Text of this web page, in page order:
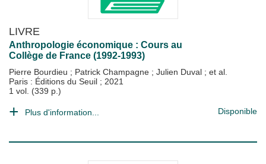
LIVRE
Anthropologie économique : Cours au
Collège de France (1992-1993)
Pierre Bourdieu ; Patrick Champagne ; Julien Duval ; et al.
Paris : Éditions du Seuil ; 2021
1 vol. (339 p.)
Plus d'information... Disponible